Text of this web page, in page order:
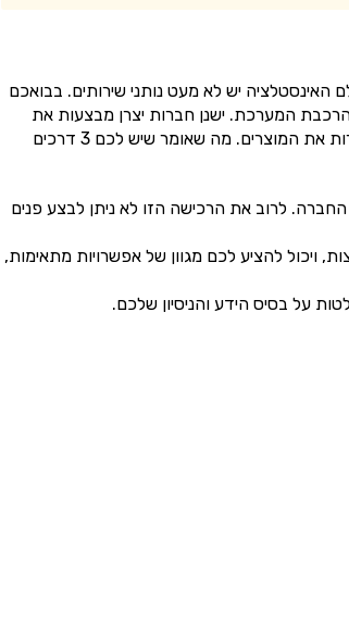
יש לא מעט נותני שירותים. בבואכם
המערכת. ישנן חברות יצרן מבצעות את
עבודת הייצור של הדוד והקולטנים. וחברות לייבל שמבצעות את ההתקנה אבל לא מייצרות את המוצרים. מה שאומר שיש לכם 3 דרכים
לרוב את הרכישה הזו לא ניתן לבצע פנים
להציע לכם מגוון של אפשרויות מתאימות,
על בסיס הידע והניסיון שלכם.